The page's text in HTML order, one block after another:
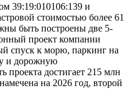
39:19:010106:139 и
стоимостью более 61
быть построены две 5-
проект компании
спуск к морю, паркинг на
и дорожную
проекта достигает 215 млн
на 2026 год, второй